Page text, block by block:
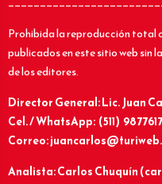
Prohibida la reproducción total
publicados en este sitio web sin
de los editores.
Director General: Lic.Juan
Cel. / WhatsApp: (511)
Correo:
Analista: Carlos Chuquín